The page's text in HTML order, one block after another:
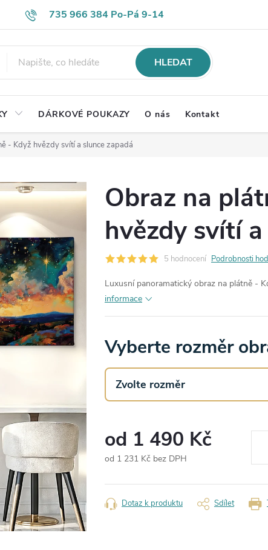
735 966 384 Po-Pá 9-14
Časté otázky Obch. podmínky Ochrana os. údajů
HLEDAT
DÁRKOVÉ POUKAZY O nás Kontakt
- Když hvězdy svítí a slunce zapadá
Obraz na
hvězdy svítí
5 hodnocení Podrobnosti
Luxusní panoramatický obraz na plátně -
informace
Vyberte rozměr
od 1 490 Kč
od 1 231 Kč bez DPH
cena:
Dotaz k produktu Sdílet